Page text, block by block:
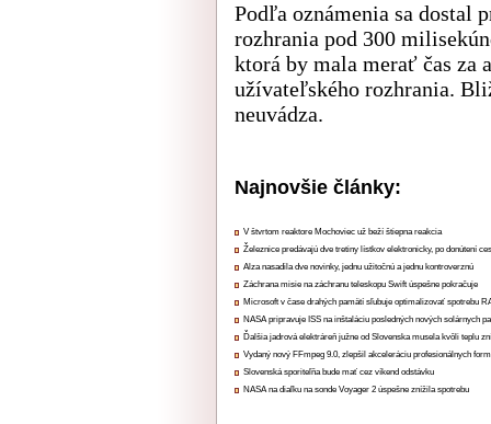
Podľa oznámenia sa dostal
rozhrania pod 300
ktorá by mala merať čas za
užívateľského rozhrania.
neuvádza.
Najnovšie články:
V štvrtom reaktore Mochoviec už beží štiepna reakcia
Železnice predávajú dve tretiny lístkov elektronicky, po donútení
Alza nasadila dve novinky, jednu užitočnú a jednu kontroverznú
Záchrana misie na záchranu teleskopu Swift úspešne pokračuje
Microsoft v čase drahých pamätí sľubuje optimalizovať spotrebu
NASA pripravuje ISS na inštaláciu posledných nových solárnych
Ďalšia jadrová elektráreň južne od Slovenska musela kvôli teplu
Vydaný nový FFmpeg 9.0, zlepšil akceleráciu profesionálnych
Slovenská sporiteľňa bude mať cez víkend odstávku
NASA na diaľku na sonde Voyager 2 úspešne znížila spotrebu